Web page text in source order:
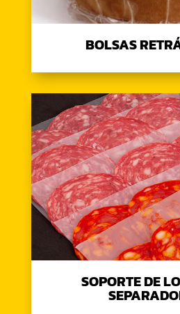
BOLSAS
SOPORTE DE